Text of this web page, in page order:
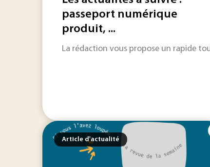
passeport numérique
produit, ...
La rédaction vous propose un rapide
Article d'actualité